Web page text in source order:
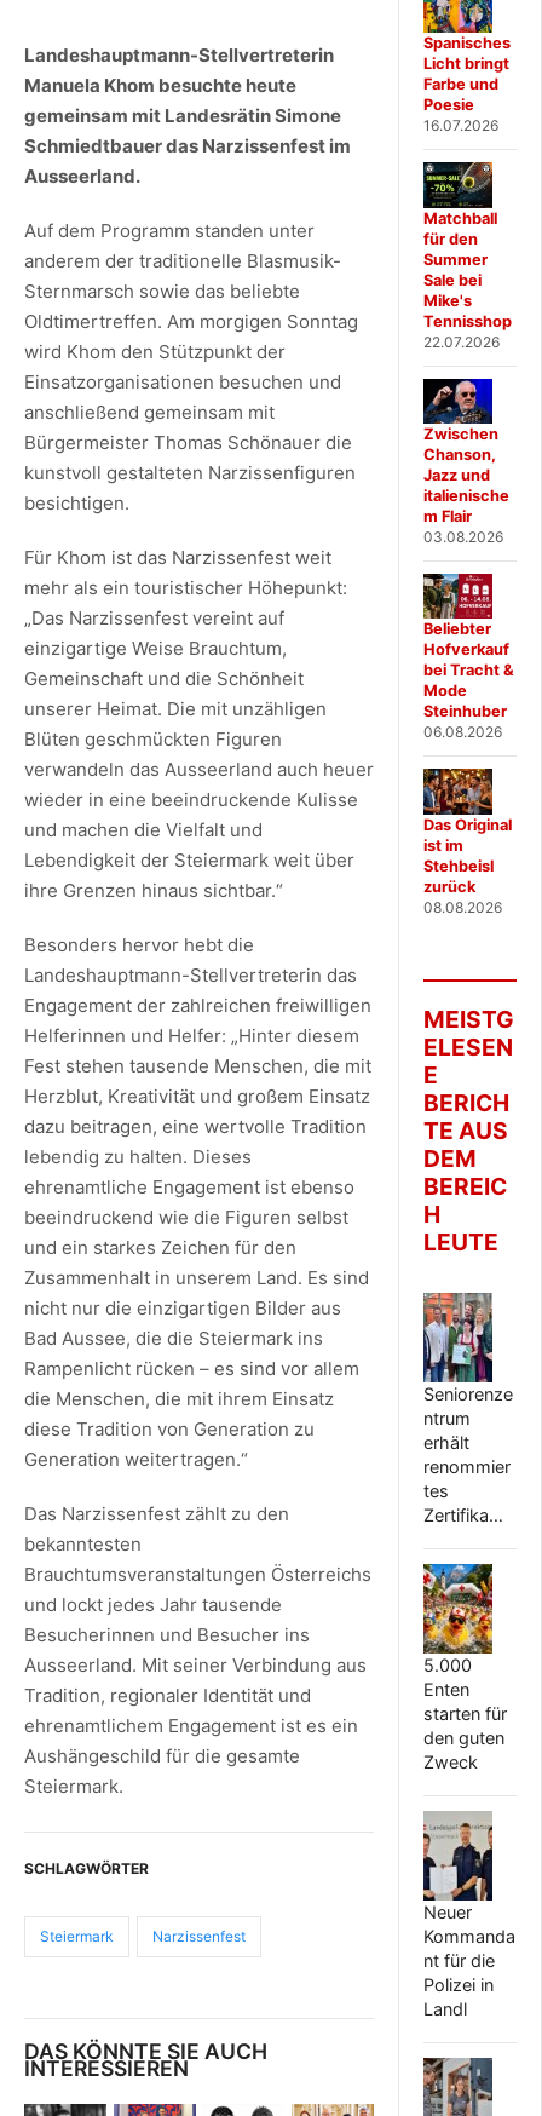
Landeshauptmann-Stellvertreterin
Manuela Khom besuchte heute
gemeinsam mit Landesrätin Simone
Schmiedtbauer das Narzissenfest im
Ausseerland.
Auf dem Programm standen unter
anderem der traditionelle Blasmusik-
Sternmarsch sowie das beliebte
Oldtimertreffen. Am morgigen Sonntag
wird Khom den Stützpunkt der
Einsatzorganisationen besuchen und
anschließend gemeinsam mit
Bürgermeister Thomas Schönauer die
kunstvoll gestalteten Narzissenfiguren
besichtigen.
Für Khom ist das Narzissenfest weit
mehr als ein touristischer Höhepunkt:
„Das Narzissenfest vereint auf
einzigartige Weise Brauchtum,
Gemeinschaft und die Schönheit
unserer Heimat. Die mit unzähligen
Blüten geschmückten Figuren
verwandeln das Ausseerland auch heuer
wieder in eine beeindruckende Kulisse
und machen die Vielfalt und
Lebendigkeit der Steiermark weit über
ihre Grenzen hinaus sichtbar.“
Besonders hervor hebt die
Landeshauptmann-Stellvertreterin das
Engagement der zahlreichen freiwilligen
Helferinnen und Helfer: „Hinter diesem
Fest stehen tausende Menschen, die mit
Herzblut, Kreativität und großem Einsatz
dazu beitragen, eine wertvolle Tradition
lebendig zu halten. Dieses
ehrenamtliche Engagement ist ebenso
beeindruckend wie die Figuren selbst
und ein starkes Zeichen für den
Zusammenhalt in unserem Land. Es sind
nicht nur die einzigartigen Bilder aus
Bad Aussee, die die Steiermark ins
Rampenlicht rücken – es sind vor allem
die Menschen, die mit ihrem Einsatz
diese Tradition von Generation zu
Generation weitertragen.“
Das Narzissenfest zählt zu den
bekanntesten
Brauchtumsveranstaltungen Österreichs
und lockt jedes Jahr tausende
Besucherinnen und Besucher ins
Ausseerland. Mit seiner Verbindung aus
Tradition, regionaler Identität und
ehrenamtlichem Engagement ist es ein
Aushängeschild für die gesamte
Steiermark.
SCHLAGWÖRTER
Steiermark Narzissenfest
DAS KÖNNTE SIE AUCH
INTERESSIEREN
Spanisches
Licht bringt
Farbe und
Poesie
16.07.2026
Matchball
für den
Summer
Sale bei
Mike's
Tennisshop
22.07.2026
Zwischen
Chanson,
Jazz und
italienische
m Flair
03.08.2026
Beliebter
Hofverkauf
bei Tracht &
Mode
Steinhuber
06.08.2026
Das Original
ist im
Stehbeisl
zurück
08.08.2026
MEISTG
ELESEN
E
BERICH
TE AUS
DEM
BEREIC
H
LEUTE
Seniorenze
ntrum
erhält
renommier
tes
Zertifika…
5.000
Enten
starten für
den guten
Zweck
Neuer
Kommanda
nt für die
Polizei in
Landl